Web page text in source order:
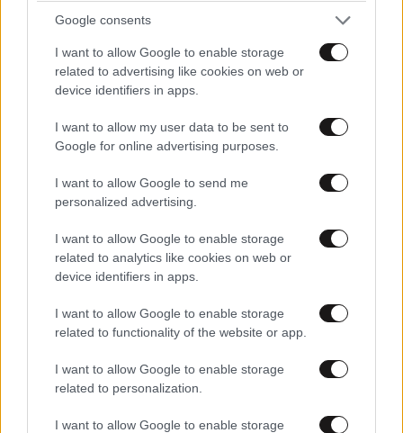
Google consents
I want to allow Google to enable storage
related to advertising like cookies on web or
device identifiers in apps.
I want to allow my user data to be sent to
Google for online advertising purposes.
I want to allow Google to send me
personalized advertising.
I want to allow Google to enable storage
related to analytics like cookies on web or
device identifiers in apps.
I want to allow Google to enable storage
related to functionality of the website or app.
I want to allow Google to enable storage
related to personalization.
I want to allow Google to enable storage
Διαβάστε και ακολουθήστε τους κανόνες σχολιασμού
TRENDING